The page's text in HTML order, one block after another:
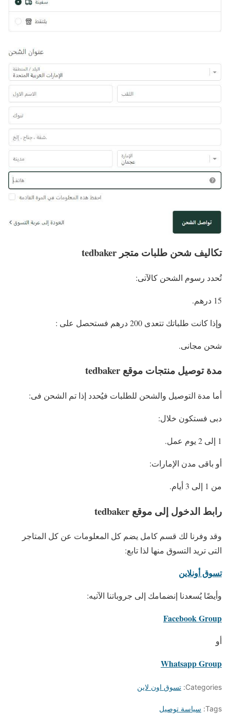
تكاليف شحن طلبات متجر tedbaker
تُحدد رسوم الشحن كالآتى:
15 درهم.
وإذا كانت طلباتك تتعدى 200 درهم فستحصل على :
شحن مجانى.
مدة توصيل منتجات موقع tedbaker
أما مدة التوصيل والشحن للطلبات فيُحدد إذا تم الشحن فى:
دبى فستكون خلال:
1 إلى 2 يوم عمل.
أو باقى مدن الإمارات:
من 1 إلى 3 أيام.
رابط الدخول إلى موقع tedbaker
وقد وفرنا لك قسم كامل يضم كل المعلومات عن كل المتاجر
التى تريد التسوق منها لذا تابع:
تسوق أونلاين
وأيضًا يُسعدنا إنضمامك إلى جروباتنا الآتيه:
Facebook Group
أو
Whatsapp Group
Categories: تسوق اون لاين
Tags: سياسة توصيل